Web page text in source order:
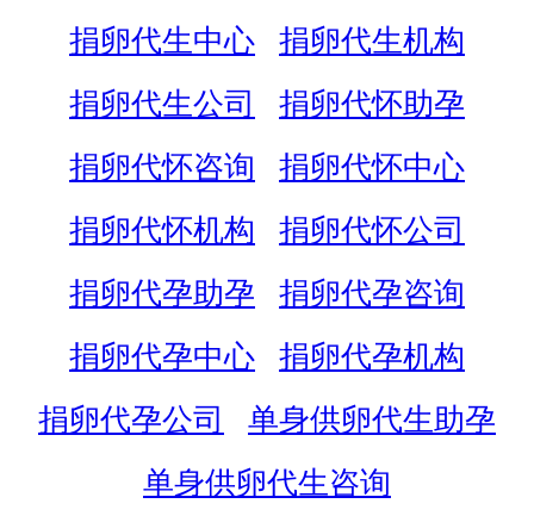
捐卵代生中心
捐卵代生机构
捐卵代生公司
捐卵代怀助孕
捐卵代怀咨询
捐卵代怀中心
捐卵代怀机构
捐卵代怀公司
捐卵代孕助孕
捐卵代孕咨询
捐卵代孕中心
捐卵代孕机构
捐卵代孕公司
单身供卵代生助孕
单身供卵代生咨询